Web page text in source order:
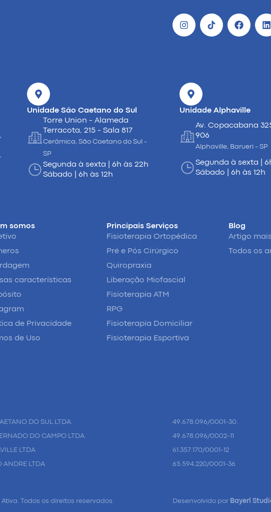
Unidade São Caetano do Sul
Torre Union - Alameda
Terracota, 215 - Sala 817
Cerâmica, São Caetano do Sul -
SP
Segunda à sexta | 6h às 22h
Sábado | 6h às 12h
Unidade Alphaville
Av. Copacabana
906
Alphaville, Barueri - SP
Segunda à sexta |
Sábado | 6h às 12h
somos
características
de Privacidade
de Uso
Principais Serviços
Fisioterapia Ortopédica
Pré e Pós Cirúrgico
Quiropraxia
Liberação Miofascial
Fisioterapia ATM
RPG
Fisioterapia Domiciliar
Fisioterapia Esportiva
Blog
Artigo
Todos os
DO SUL LTDA.
DO CAMPO LTDA.
LTDA
ANDRE LTDA
49.678.096/0001-30.
49.678.096/0002-11
61.357.170/0001-12
65.594.220/0001-36
Todos os direitos reservados. Desenvolvido por Bayerl